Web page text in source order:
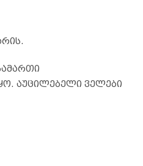
აუცილებელი ველები